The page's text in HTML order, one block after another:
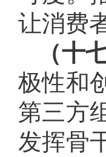
让消费
（十
极性和
第三方
发挥骨